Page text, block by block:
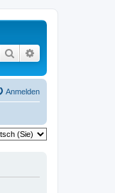
Suche
Anmelden